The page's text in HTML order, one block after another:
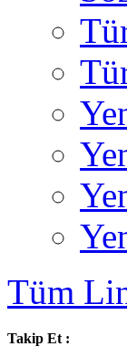
Tüm
Takip Et :